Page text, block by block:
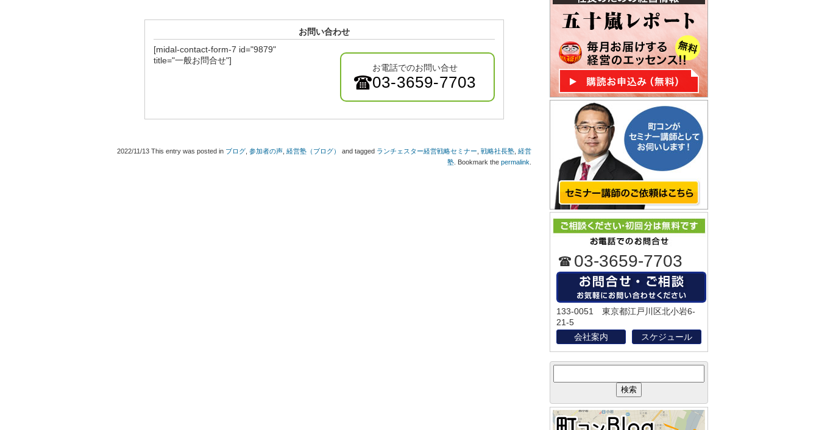
お問い合わせ
[midal-contact-form-7 id="9879"
title="一般お問合せ"]
お電話でのお問い合せ
03-3659-7703
2022/11/13 This entry was posted in ブログ 参加者の声 経営塾（ブログ） and tagged ランチェスター経営戦略セミナー 戦略社長塾 経営
塾 . Bookmark the permalink
03-3659-7703
133-0051 東京都江戸川区北小岩6-
21-5
会社案内
スケジュール
イ
内
検
索